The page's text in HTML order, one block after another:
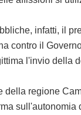
infatti, il
contro il
l'invio della
regione